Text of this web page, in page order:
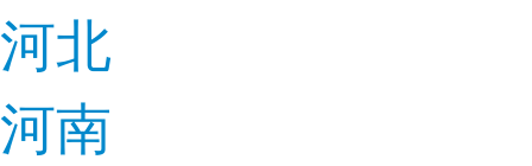
河北
河南